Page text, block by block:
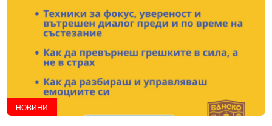
НОВИНИ